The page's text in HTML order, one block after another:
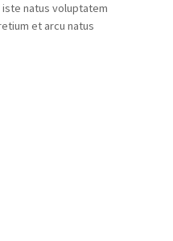
natus voluptatem
et arcu natus